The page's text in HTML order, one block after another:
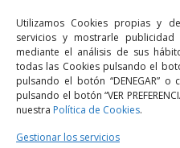
Utilizamos Cookies propias y
servicios y mostrarle
mediante el análisis de sus
todas las Cookies pulsando el
pulsando el botón “DENEGAR”
pulsando el botón “VER
nuestra Política de Cookies.
Gestionar los servicios
GRANOLLERS
C/ Sant Jaume, 16
+34 93 860 39 60
MADRID